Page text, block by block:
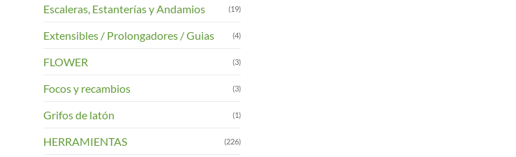
Escaleras, Estanterías y Andamios (19)
Extensibles / Prolongadores / Guias (4)
FLOWER (3)
Focos y recambios (3)
Grifos de latón (1)
HERRAMIENTAS (226)